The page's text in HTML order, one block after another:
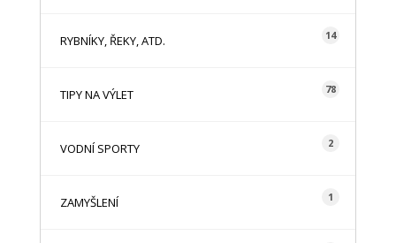
RYBNÍKY, ŘEKY, ATD. 14
TIPY NA VÝLET 78
VODNÍ SPORTY 2
ZAMYŠLENÍ 1